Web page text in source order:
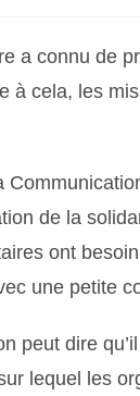
a connu de
à cela, les
de la
ont
une petite
peut dire
lequel les